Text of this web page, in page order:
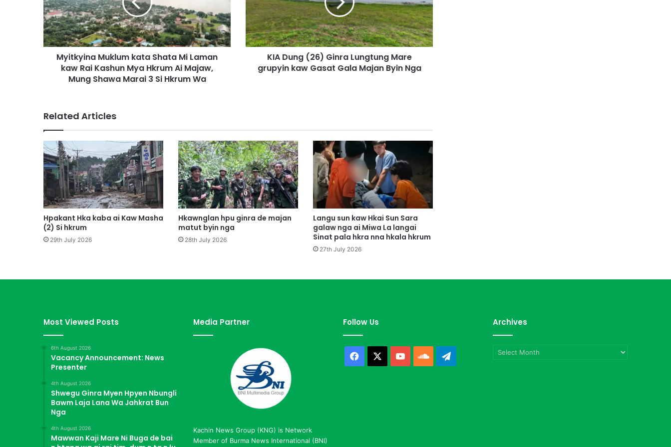
k
y
i
n
a
k
a
t
a
S
h
a
t
a
M
i
L
R
K
h
Myitkyina Muklum kata Shata Mi Laman
kaw Rai Kashun Mya Hkrum Ai Majaw,
Mung Shawa Marai 3 Si Hkrum Wa
u
n
g
(
2
L
u
n
g
t
u
n
g
n
w
a
s
a
l
a
KIA Dung (26) Ginra Lungtung Mare
grupyin kaw Gasat Gala Majan Byin Nga
Related Articles
Hpakant Hka kaba ai Kaw Masha
(2) Si hkrum
29th July 2026
Hkawnglan hpu ginra de majan
matut byin nga
28th July 2026
Langu sun kaw Hkai Sun Sara
galaw nga ai Miwa La langai
Sinat pala hkra nna hkala hkrum
27th July 2026
Most Viewed Posts
6th August 2026
Vacancy Announcement: News
Presenter
4th August 2026
Shwegu Ginra Myen Hpyen Nbungli
Bawm Laja Lana Wa Jahkrat Bun
Nga
4th August 2026
Mawwan Kaji Mare Ni Buga de bai
Media Partner
Kachin News Group (KNG) is Network
Member of Burma News International (BNI)
Follow Us
Facebook YouTubeSoundCloud
Archives
Archives